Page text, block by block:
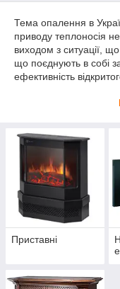
Тема опалення в
приводу теплоносія
виходом з ситуації,
що поєднують в собі
ефективність
кожен міг дозволити
Зверніть увагу на
стосується наявності
декоративні моделі,
впливають на
естетично-
Приставні